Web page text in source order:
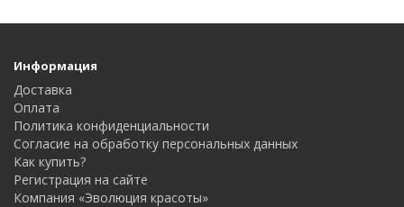
Информация
Доставка
Оплата
Политика конфиденциальности
Согласие на обработку персональных данных
Как купить?
Регистрация на сайте
Компания «Эволюция красоты»